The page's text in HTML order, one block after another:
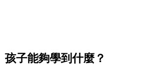
孩子能夠學到什麼？